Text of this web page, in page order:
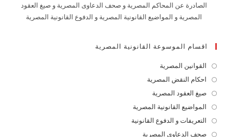
الصادرة عن المحاكم المصرية و صحف الدعاوى المصرية و صيغ العقود
المصرية و المواضيع القانونية المصرية و الدفوع القانونية المصرية
اقسام الموسوعة القانونية المصرية
القوانين المصرية
in
a
new
tab
احكام النقض المصرية
a
new
صيغ العقود المصرية
in
a
new
المواضيع القانونية المصرية
inالتعريفات و الدفوع القانونية
صحف الدعاوى المصرية